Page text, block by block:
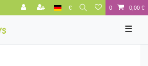
€ 0 0,00 €
☰